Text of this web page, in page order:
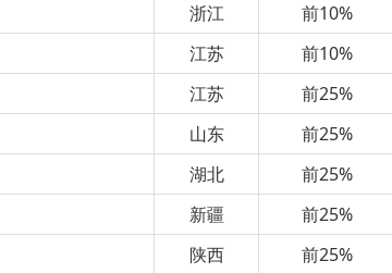
浙江
前10%
江苏
前10%
江苏
前25%
山东
前25%
湖北
前25%
新疆
前25%
陕西
前25%